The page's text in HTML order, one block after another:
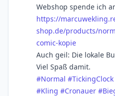
Webshop spende ich
https://
shop.de/products/
comic-kopie
Auch geil: Die lokale
Viel Spaß damit.
#Normal #TickingClock
#Kling #Cronauer #